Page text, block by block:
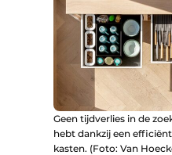
Geen tijdverlies in de
hebt dankzij een
kasten. (Foto: Van